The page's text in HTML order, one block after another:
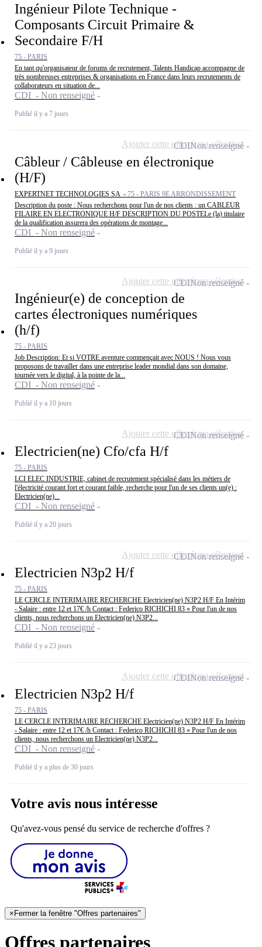
Ingénieur Pilote Technique -
Composants Circuit Primaire &
Secondaire F/H
75 - PARIS
En tant qu'organisateur de forums de recrutement, Talents Handicap accompagne de
très nombreuses entreprises & organisations en France dans leurs recrutements de
collaborateurs en situation de...
CDI - Non renseigné
Publié il y a 7 jours
Câbleur / Câbleuse en électronique
(H/F)
EXPERTNET TECHNOLOGIES SA - 75 - PARIS 9E ARRONDISSEMENT
Description du poste : Nous recherchons pour l'un de nos clients : un CABLEUR
FILAIRE EN ELECTRONIQUE H/F DESCRIPTION DU POSTELe (la) titulaire
de la qualification assurera des opérations de montage...
CDI - Non renseigné
Publié il y a 9 jours
CDINon renseigné
Ajouter cette offre à ma sélection
Ingénieur(e) de conception de
cartes électroniques numériques
(h/f)
75 - PARIS
Job Description: Et si VOTRE aventure commençait avec NOUS ! Nous vous
proposons de travailler dans une entreprise leader mondial dans son domaine,
tournée vers le digital, à la pointe de la...
CDI - Non renseigné
Publié il y a 10 jours
CDINon renseigné
Ajouter cette offre à ma sélection
Electricien(ne) Cfo/cfa H/f
75 - PARIS
LCI ELEC INDUSTRIE, cabinet de recrutement spécialisé dans les métiers de
l'électricité courant fort et courant faible, recherche pour l'un de ses clients un(e) :
Electricien(ne)...
CDI - Non renseigné
Publié il y a 20 jours
CDINon renseigné
Ajouter cette offre à ma sélection
Electricien N3p2 H/f
75 - PARIS
LE CERCLE INTERIMAIRE RECHERCHE Electricien(ne) N3P2 H/F En Intérim
- Salaire : entre 12 et 17€ /h Contact : Federico RICHICHI 83 « Pour l'un de nos
clients, nous recherchons un Electricien(ne) N3P2...
CDI - Non renseigné
Publié il y a 23 jours
CDINon renseigné
Ajouter cette offre à ma sélection
Electricien N3p2 H/f
75 - PARIS
LE CERCLE INTERIMAIRE RECHERCHE Electricien(ne) N3P2 H/F En Intérim
- Salaire : entre 12 et 17€ /h Contact : Federico RICHICHI 83 « Pour l'un de nos
clients, nous recherchons un Electricien(ne) N3P2...
CDI - Non renseigné
Publié il y a plus de 30 jours
CDINon renseigné
Ajouter cette offre à ma sélection
Votre avis nous intéresse
Qu'avez-vous pensé du service de recherche d'offres ?
× Fermer la fenêtre "Offres partenaires"
Offres partenaires